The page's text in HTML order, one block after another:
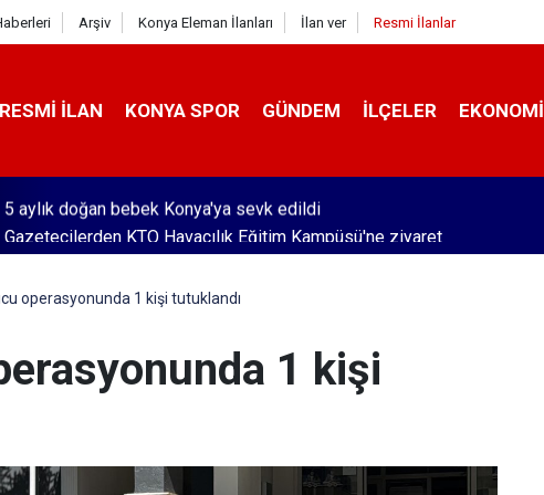
Arşiv Konya Eleman İlanları İlan ver Resmi İlanlar
RESMI İLAN KONYA SPOR GÜNDEM İLÇELER EKONOMI
Gazetecilerden KTO Havacılık Eğitim Kampüsü'ne ziyaret
operasyonunda 1 kişi tutuklandı
1 kişi